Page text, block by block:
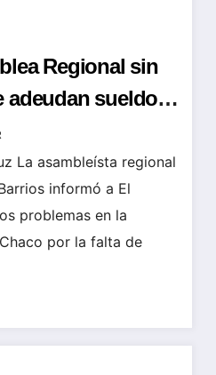
Regional sin
adeudan sueldos
La asambleísta regional
informó a El
problemas en la
por la falta de